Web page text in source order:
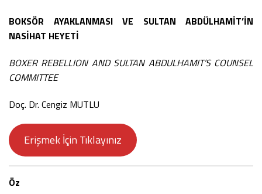
BOKSÖR AYAKLANMASI VE SULTAN ABDÜLHAMİT’İN
NASİHAT HEYETİ
BOXER REBELLION AND SULTAN ABDULHAMIT’S COUNSEL
COMMITTEE
Doç. Dr. Cengiz MUTLU
Erişmek İçin Tıklayınız
Öz